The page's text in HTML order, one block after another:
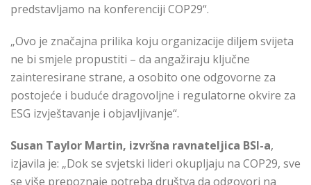
predstavljamo na konferenciji COP29“.
„Ovo je značajna prilika koju organizacije diljem svijeta
ne bi smjele propustiti – da angažiraju ključne
zainteresirane strane, a osobito one odgovorne za
postojeće i buduće dragovoljne i regulatorne okvire za
ESG izvještavanje i objavljivanje“.
Susan Taylor Martin, izvršna ravnateljica BSI-a,
izjavila je: „Dok se svjetski lideri okupljaju na COP29, sve
se više prepoznaje potreba društva da odgovori na